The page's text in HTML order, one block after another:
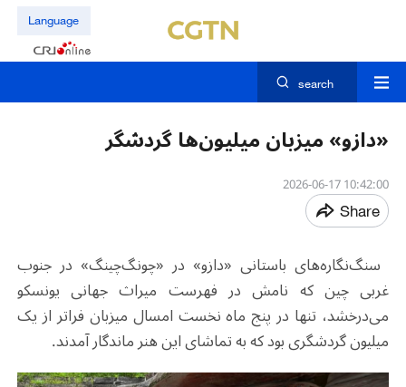
Language
search
«دازو» میزبان میلیون‌ها گردشگر
10:42:00 2026-06-17
Share
سنگ‌نگاره‌های باستانی «دازو» در «چونگ‌چینگ» در جنوب
غربی چین که نامش در فهرست میراث جهانی یونسکو
می‌درخشد، تنها در پنج ماه نخست امسال میزبان فراتر از یک
میلیون گردشگری بود که به تماشای این هنر ماندگار آمدند.